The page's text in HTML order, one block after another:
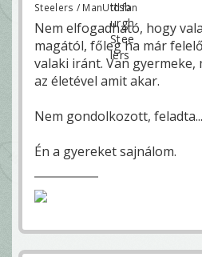
Steelers / ManUtd fan
Nem elfogadható, hogy
magától, főleg ha már
valaki iránt. Van
az életével amit akar.
Nem gondolkozott,
Én a gyereket sajnálom.